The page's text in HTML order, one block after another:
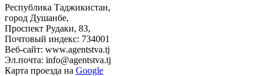
Республика Таджикистан,
город Душанбе,
Проспект Рудаки, 83,
Почтовый индекс: 734001
Веб-сайт: www.agentstva.tj
Эл.почта: info@agentstva.tj
Карта проезда на Google